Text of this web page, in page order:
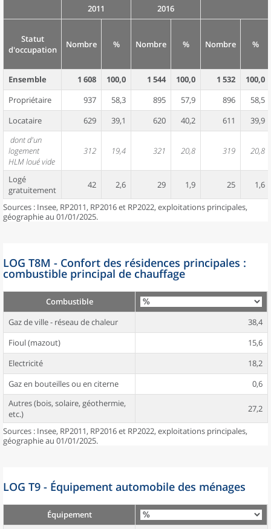
2011 2016
Statut
d'occupation
Nombre % Nombre % Nombre %
Ensemble 1 608 100,0 1 544 100,0 1 532
100,0
Propriétaire
937 58,3 895 57,9 896
58,5
Locataire
629 39,1 620 40,2 611
39,9
dont d'un
logement
HLM loué vide
312 19,4 321 20,8 319 20,8
Logé
gratuitement
42 2,6 29 1,9 25 1,6
Sources : Insee, RP2011, RP2016 et RP2022, exploitations principales,
géographie au 01/01/2025.
LOG T8M - Confort des résidences principales :
combustible principal de chauffage
Combustible
Gaz de ville - réseau de chaleur
38,4
Fioul (mazout)
15,6
Electricité
18,2
Gaz en bouteilles ou en citerne
0,6
Autres (bois, solaire, géothermie,
etc.)
27,2
Sources : Insee, RP2011, RP2016 et RP2022, exploitations principales,
géographie au 01/01/2025.
LOG T9 - Équipement automobile des ménages
Équipement